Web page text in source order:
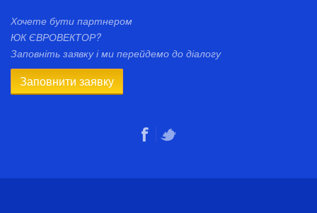
Хочете бути партнером
ЮК ЄВРОВЕКТОР?
Заповніть заявку і ми перейдемо до діалогу
Заповнити заявку